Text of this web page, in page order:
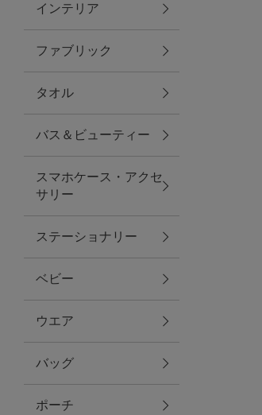
ランチ
バッグ
キッチン・ダイニング
ダイニング
キッチン
ファブリック
グリーン
バス＆ビューティー
インテリア
ファブリック
タオル
バス＆ビューティー
スマホケース・アクセ
サリー
ステーショナリー
ベビー
ウエア
バッグ
ポーチ